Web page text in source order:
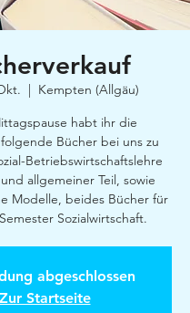
  |
Kempten (Allgäu)
habt ihr die
Bücher bei uns zu
Betriebswirtschaftslehre
allgemeiner Teil, sowie
Modelle, beides Bücher für
Sozialwirtschaft.
abgeschlossen
Zur Startseite